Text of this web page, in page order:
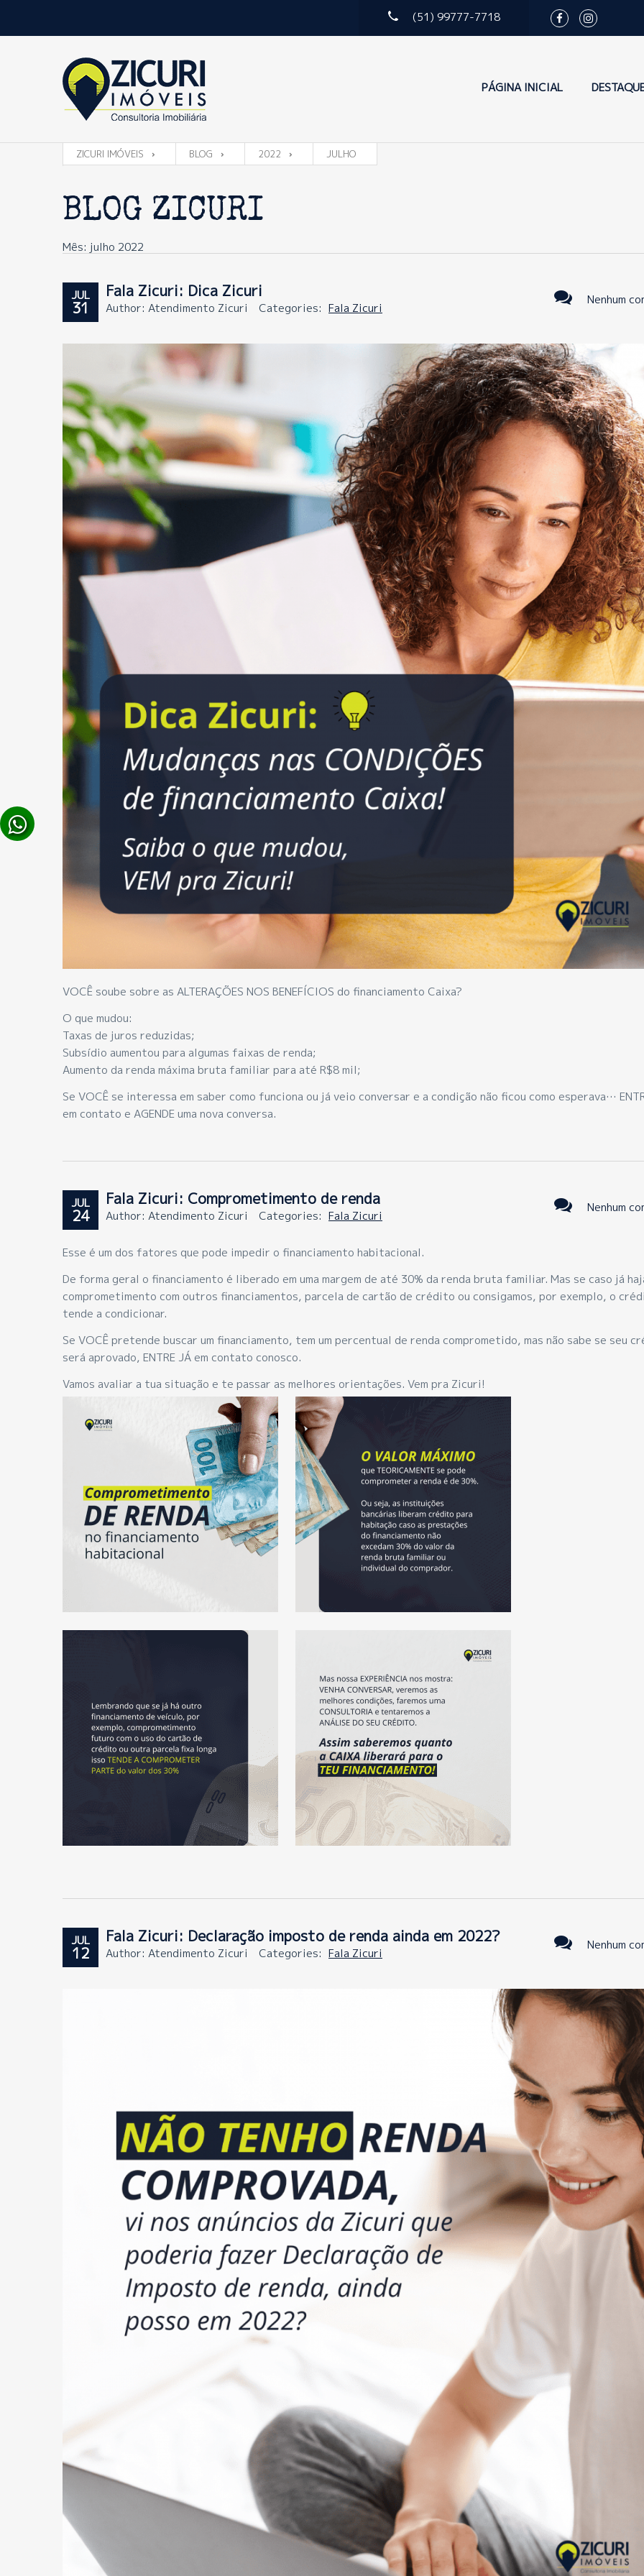
(51) 99777-7718
PÁGINA INICIAL
ZICURI IMÓVEIS BLOG 2022 JULHO
BLOG ZICURI
Mês: julho 2022
JUL
31 Nenhum
Fala Zicuri: Dica Zicuri
Author: Atendimento Zicuri Categories: Fala Zicuri
VOCÊ soube sobre as ALTERAÇÕES NOS BENEFÍCIOS do financiamento Caixa?
O que mudou:
Taxas de juros reduzidas;
Subsídio aumentou para algumas faixas de renda;
Aumento da renda máxima bruta familiar para até R$8 mil;
Se VOCÊ se interessa em saber como funciona ou já veio conversar e a condição não ficou como esperava…
em contato e AGENDE uma nova conversa.
JUL
24 Nenhum
Fala Zicuri: Comprometimento de renda
Author: Atendimento Zicuri Categories: Fala Zicuri
Esse é um dos fatores que pode impedir o financiamento habitacional.
De forma geral o financiamento é liberado em uma margem de até 30% da renda bruta familiar. Mas se caso já
comprometimento com outros financiamentos, parcela de cartão de crédito ou consigamos, por exemplo, o
tende a condicionar.
Se VOCÊ pretende buscar um financiamento, tem um percentual de renda comprometido, mas não sabe se seu
será aprovado, ENTRE JÁ em contato conosco.
Vamos avaliar a tua situação e te passar as melhores orientações. Vem pra Zicuri!
JUL
12 Nenhum
Fala Zicuri: Declaração imposto de renda ainda em 2022?
Author: Atendimento Zicuri Categories: Fala Zicuri